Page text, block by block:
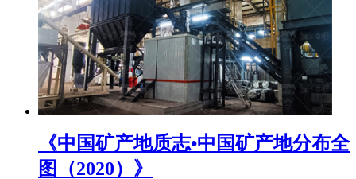
《中国矿产地质志•中国矿产地分布全
图（2020）》